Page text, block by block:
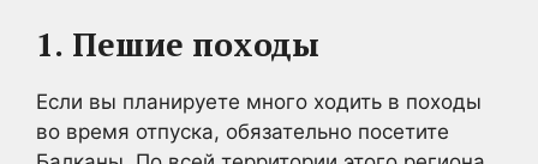
1. Пешие походы
Если вы планируете много ходить в походы
во время отпуска, обязательно посетите